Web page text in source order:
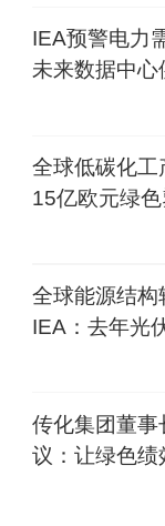
中国建筑
乡建设领
2022年建
22.0%，
44.8%。
尽管这一
经有所下
度报告显
放的比重分
期绿色创
IEA预警电力
未来数据中心
全球低碳化工
15亿欧元绿
全球能源结构
IEA：去年光
传化集团董事
议：让绿色绩